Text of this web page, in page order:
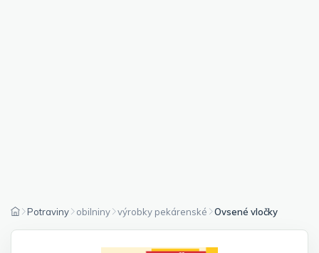
Potraviny obilniny výrobky pekárenské Ovsené vločky